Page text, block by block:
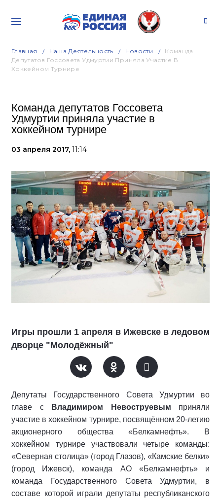
Главная Наша Деятельность Новости
Команда
Депутатов Госсовета Удмуртии Приняла Участие В
Хоккейном Турнире
Команда депутатов Госсовета
Удмуртии приняла участие в
хоккейном турнире
03 апреля 2017, 11:14
Игры прошли 1 апреля в Ижевске в ледовом
дворце "Молодёжный"
Депутаты Государственного Совета Удмуртии во
главе с
Владимиром Невоструевым приняли
участие в хоккейном турнире, посвящённом 20-летию
акционерного общества «Белкамнефть». В
хоккейном турнире участвовали четыре команды:
«Северная столица» (город Глазов), «Камские белки»
(город Ижевск), команда АО «Белкамнефть» и
команда Государственного Совета Удмуртии, в
составе которой играли депутаты республиканского